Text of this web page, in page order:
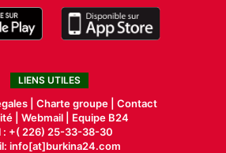
LIENS UTILES
| Charte groupe | Contact
| Webmail |
Equipe B24
: +( 226) 25-33-38-30
info[at]burkina24.com